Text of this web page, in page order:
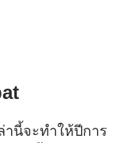
านี้จะทำให้ปีการ